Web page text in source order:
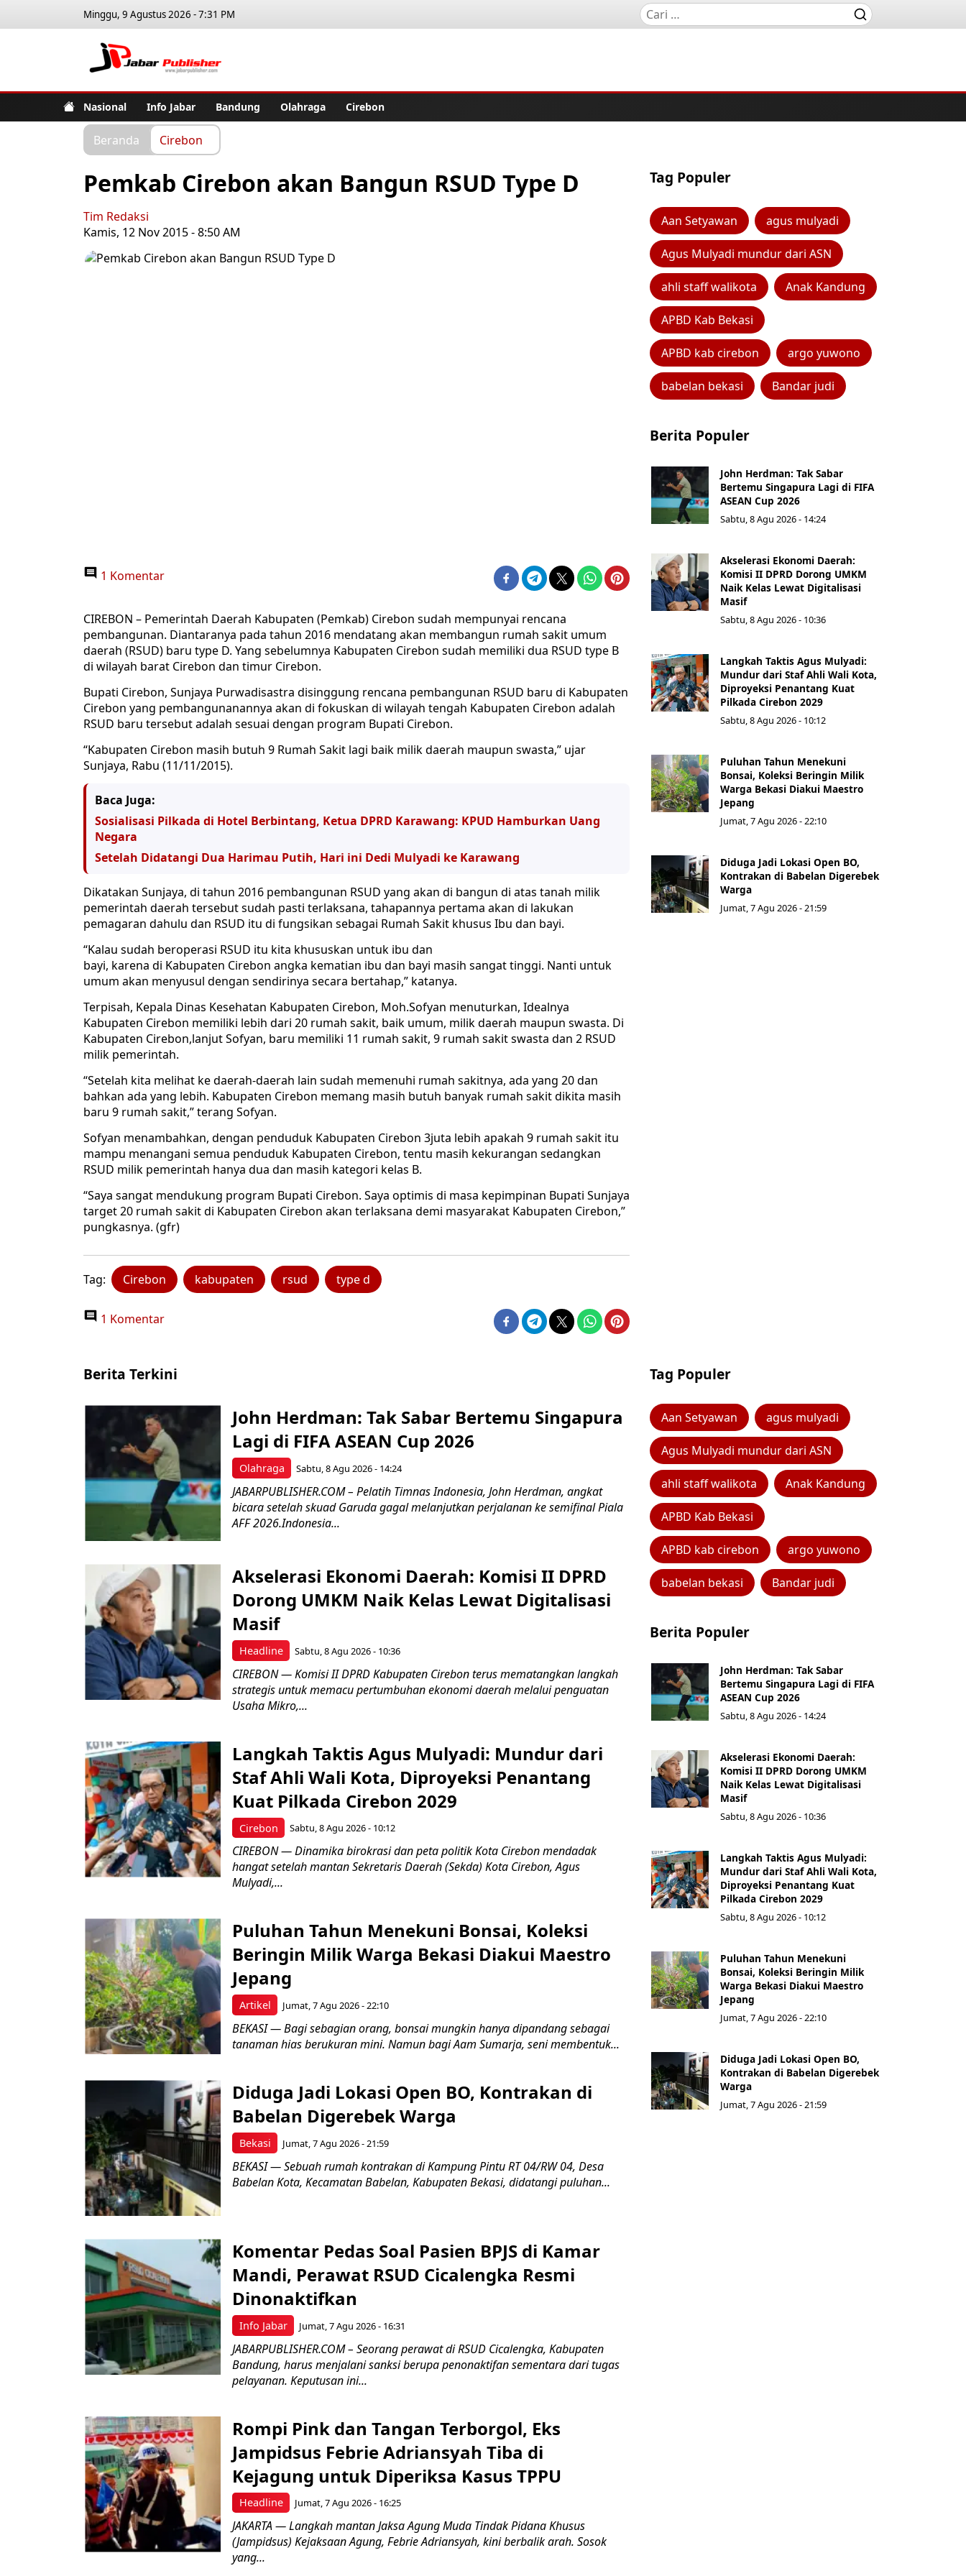
Minggu, 9 Agustus 2026 - 7:31 PM
Nasional Info Jabar Bandung Olahraga Cirebon
Beranda Cirebon
Pemkab Cirebon akan Bangun RSUD Type D
Tim Redaksi
Kamis, 12 Nov 2015 - 8:50 AM
1 Komentar
CIREBON – Pemerintah Daerah Kabupaten (Pemkab) Cirebon sudah mempunyai rencana
pembangunan. Diantaranya pada tahun 2016 mendatang akan membangun rumah sakit umum
daerah (RSUD) baru type D. Yang sebelumnya Kabupaten Cirebon sudah memiliki dua RSUD type B
di wilayah barat Cirebon dan timur Cirebon.
Bupati Cirebon, Sunjaya Purwadisastra disinggung rencana pembangunan RSUD baru di Kabupaten
Cirebon yang pembangunanannya akan di fokuskan di wilayah tengah Kabupaten Cirebon adalah
RSUD baru tersebut adalah sesuai dengan program Bupati Cirebon.
“Kabupaten Cirebon masih butuh 9 Rumah Sakit lagi baik milik daerah maupun swasta,” ujar
Sunjaya, Rabu (11/11/2015).
Baca Juga:
Sosialisasi Pilkada di Hotel Berbintang, Ketua DPRD Karawang: KPUD Hamburkan Uang
Negara
Setelah Didatangi Dua Harimau Putih, Hari ini Dedi Mulyadi ke Karawang
Dikatakan Sunjaya, di tahun 2016 pembangunan RSUD yang akan di bangun di atas tanah milik
pemerintah daerah tersebut sudah pasti terlaksana, tahapannya pertama akan di lakukan
pemagaran dahulu dan RSUD itu di fungsikan sebagai Rumah Sakit khusus Ibu dan bayi.
“Kalau sudah beroperasi RSUD itu kita khususkan untuk ibu dan
bayi, karena di Kabupaten Cirebon angka kematian ibu dan bayi masih sangat tinggi. Nanti untuk
umum akan menyusul dengan sendirinya secara bertahap,” katanya.
Terpisah, Kepala Dinas Kesehatan Kabupaten Cirebon, Moh.Sofyan menuturkan, Idealnya
Kabupaten Cirebon memiliki lebih dari 20 rumah sakit, baik umum, milik daerah maupun swasta. Di
Kabupaten Cirebon,lanjut Sofyan, baru memiliki 11 rumah sakit, 9 rumah sakit swasta dan 2 RSUD
milik pemerintah.
“Setelah kita melihat ke daerah-daerah lain sudah memenuhi rumah sakitnya, ada yang 20 dan
bahkan ada yang lebih. Kabupaten Cirebon memang masih butuh banyak rumah sakit dikita masih
baru 9 rumah sakit,” terang Sofyan.
Sofyan menambahkan, dengan penduduk Kabupaten Cirebon 3juta lebih apakah 9 rumah sakit itu
mampu menangani semua penduduk Kabupaten Cirebon, tentu masih kekurangan sedangkan
RSUD milik pemerintah hanya dua dan masih kategori kelas B.
“Saya sangat mendukung program Bupati Cirebon. Saya optimis di masa kepimpinan Bupati Sunjaya
target 20 rumah sakit di Kabupaten Cirebon akan terlaksana demi masyarakat Kabupaten Cirebon,”
pungkasnya. (gfr)
Tag: Cirebon kabupaten rsud type d
1 Komentar
Tag Populer
Aan Setyawan agus mulyadi
Agus Mulyadi mundur dari ASN
ahli staff walikota Anak Kandung
APBD Kab Bekasi
APBD kab cirebon argo yuwono
babelan bekasi Bandar judi
Berita Populer
John Herdman: Tak Sabar
Bertemu Singapura Lagi di FIFA
ASEAN Cup 2026
Sabtu, 8 Agu 2026 - 14:24
Akselerasi Ekonomi Daerah:
Komisi II DPRD Dorong UMKM
Naik Kelas Lewat Digitalisasi
Masif
Sabtu, 8 Agu 2026 - 10:36
Langkah Taktis Agus Mulyadi:
Mundur dari Staf Ahli Wali Kota,
Diproyeksi Penantang Kuat
Pilkada Cirebon 2029
Sabtu, 8 Agu 2026 - 10:12
Puluhan Tahun Menekuni
Bonsai, Koleksi Beringin Milik
Warga Bekasi Diakui Maestro
Jepang
Jumat, 7 Agu 2026 - 22:10
Diduga Jadi Lokasi Open BO,
Kontrakan di Babelan Digerebek
Warga
Jumat, 7 Agu 2026 - 21:59
Berita Terkini
Olahraga
John Herdman: Tak Sabar Bertemu Singapura
Lagi di FIFA ASEAN Cup 2026
Sabtu, 8 Agu 2026 - 14:24
JABARPUBLISHER.COM – Pelatih Timnas Indonesia, John Herdman, angkat
bicara setelah skuad Garuda gagal melanjutkan perjalanan ke semifinal Piala
AFF 2026.Indonesia...
Headline
Akselerasi Ekonomi Daerah: Komisi II DPRD
Dorong UMKM Naik Kelas Lewat Digitalisasi
Masif
Sabtu, 8 Agu 2026 - 10:36
CIREBON — Komisi II DPRD Kabupaten Cirebon terus mematangkan langkah
strategis untuk memacu pertumbuhan ekonomi daerah melalui penguatan
Usaha Mikro,...
Cirebon
Langkah Taktis Agus Mulyadi: Mundur dari
Staf Ahli Wali Kota, Diproyeksi Penantang
Kuat Pilkada Cirebon 2029
Sabtu, 8 Agu 2026 - 10:12
CIREBON — Dinamika birokrasi dan peta politik Kota Cirebon mendadak
hangat setelah mantan Sekretaris Daerah (Sekda) Kota Cirebon, Agus
Mulyadi,...
Artikel
Puluhan Tahun Menekuni Bonsai, Koleksi
Beringin Milik Warga Bekasi Diakui Maestro
Jepang
Jumat, 7 Agu 2026 - 22:10
BEKASI — Bagi sebagian orang, bonsai mungkin hanya dipandang sebagai
tanaman hias berukuran mini. Namun bagi Aam Sumarja, seni membentuk...
Bekasi
Diduga Jadi Lokasi Open BO, Kontrakan di
Babelan Digerebek Warga
Jumat, 7 Agu 2026 - 21:59
BEKASI — Sebuah rumah kontrakan di Kampung Pintu RT 04/RW 04, Desa
Babelan Kota, Kecamatan Babelan, Kabupaten Bekasi, didatangi puluhan...
Info Jabar
Komentar Pedas Soal Pasien BPJS di Kamar
Mandi, Perawat RSUD Cicalengka Resmi
Dinonaktifkan
Jumat, 7 Agu 2026 - 16:31
JABARPUBLISHER.COM – Seorang perawat di RSUD Cicalengka, Kabupaten
Bandung, harus menjalani sanksi berupa penonaktifan sementara dari tugas
pelayanan. Keputusan ini...
Headline
Rompi Pink dan Tangan Terborgol, Eks
Jampidsus Febrie Adriansyah Tiba di
Kejagung untuk Diperiksa Kasus TPPU
Jumat, 7 Agu 2026 - 16:25
JAKARTA — Langkah mantan Jaksa Agung Muda Tindak Pidana Khusus
(Jampidsus) Kejaksaan Agung, Febrie Adriansyah, kini berbalik arah. Sosok
yang...
Tag Populer
Aan Setyawan agus mulyadi
Agus Mulyadi mundur dari ASN
ahli staff walikota Anak Kandung
APBD Kab Bekasi
APBD kab cirebon argo yuwono
babelan bekasi Bandar judi
Berita Populer
John Herdman: Tak Sabar
Bertemu Singapura Lagi di FIFA
ASEAN Cup 2026
Sabtu, 8 Agu 2026 - 14:24
Akselerasi Ekonomi Daerah:
Komisi II DPRD Dorong UMKM
Naik Kelas Lewat Digitalisasi
Masif
Sabtu, 8 Agu 2026 - 10:36
Langkah Taktis Agus Mulyadi:
Mundur dari Staf Ahli Wali Kota,
Diproyeksi Penantang Kuat
Pilkada Cirebon 2029
Sabtu, 8 Agu 2026 - 10:12
Puluhan Tahun Menekuni
Bonsai, Koleksi Beringin Milik
Warga Bekasi Diakui Maestro
Jepang
Jumat, 7 Agu 2026 - 22:10
Diduga Jadi Lokasi Open BO,
Kontrakan di Babelan Digerebek
Warga
Jumat, 7 Agu 2026 - 21:59